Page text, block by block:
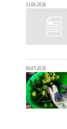
11.06.2026
06.05.2026